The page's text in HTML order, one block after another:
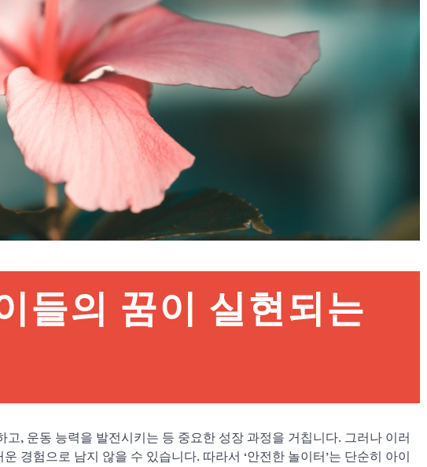
들의 꿈이 실현되는
, 운동 능력을 발전시키는 등 중요한 성장 과정을 거칩니다. 그러나 이러
경험으로 남지 않을 수 있습니다. 따라서 ‘안전한 놀이터’는 단순히 아이